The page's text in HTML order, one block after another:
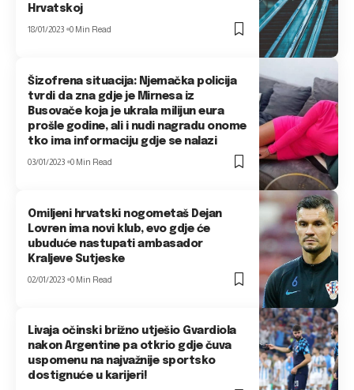
Hrvatskoj
18/01/2023 0 Min Read
Šizofrena situacija: Njemačka policija
tvrdi da zna gdje je Mirnesa iz
Busovače koja je ukrala milijun eura
prošle godine, ali i nudi nagradu onome
tko ima informaciju gdje se nalazi
03/01/2023 0 Min Read
Omiljeni hrvatski nogometaš Dejan
Lovren ima novi klub, evo gdje će
ubuduće nastupati ambasador
Kraljeve Sutjeske
02/01/2023 0 Min Read
Livaja očinski brižno utješio Gvardiola
nakon Argentine pa otkrio gdje čuva
uspomenu na najvažnije sportsko
dostignuće u karijeri!